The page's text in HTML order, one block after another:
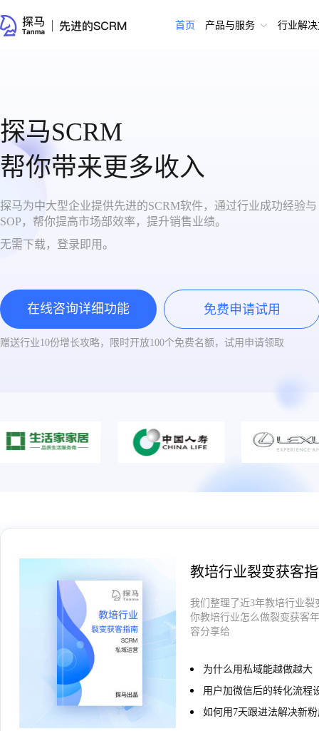
首页 产品与服务 行业解
探马SCRM
帮你带来更多收入
探马为中大型企业提供先进的SCRM软件，通过行业成功经验与
SOP，帮你提高市场部效率，提升销售业绩。
无需下载，登录即用。
在线咨询详细功能 免费申请试用
赠送行业10份增长攻略，限时开放100个免费名额，试用申请领取
教培行业裂变获客
我们整理了近3年教培行业裂
你教培行业怎么做裂变获客
容分享给
为什么用私域能越做越大
用户加微信后的转化流程
如何用7天跟进法解决新